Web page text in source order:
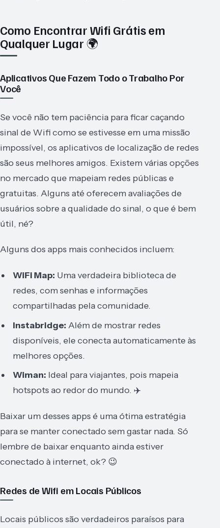
Como Encontrar Wifi Grátis em
Qualquer Lugar 🌍
Aplicativos Que Fazem Todo o Trabalho Por
Você
Se você não tem paciência para ficar caçando
sinal de Wifi como se estivesse em uma missão
impossível, os aplicativos de localização de redes
são seus melhores amigos. Existem várias opções
no mercado que mapeiam redes públicas e
gratuitas. Alguns até oferecem avaliações de
usuários sobre a qualidade do sinal, o que é bem
útil, né?
Alguns dos apps mais conhecidos incluem:
WiFi Map: Uma verdadeira biblioteca de
redes, com senhas e informações
compartilhadas pela comunidade.
Instabridge: Além de mostrar redes
disponíveis, ele conecta automaticamente às
melhores opções.
Wiman: Ideal para viajantes, pois mapeia
hotspots ao redor do mundo. ✈️
Baixar um desses apps é uma ótima estratégia
para se manter conectado sem gastar nada. Só
lembre de baixar enquanto ainda estiver
conectado à internet, ok? 😉
Redes de Wifi em Locais Públicos
Locais públicos são verdadeiros paraísos para